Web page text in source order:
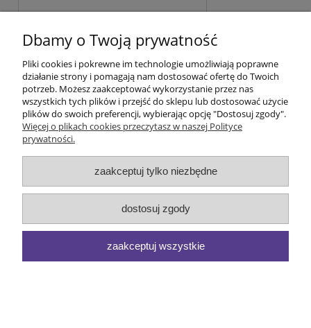
wyślij
Informacje
Obsługa klienta
Odwiedź nas
Moje konto
Lawendowozdrowo 2021
pokaż pełną wersję strony
Dbamy o Twoją prywatność
Pliki cookies i pokrewne im technologie umożliwiają poprawne
działanie strony i pomagają nam dostosować ofertę do Twoich
potrzeb. Możesz zaakceptować wykorzystanie przez nas
wszystkich tych plików i przejść do sklepu lub dostosować użycie
plików do swoich preferencji, wybierając opcję "Dostosuj zgody".
Więcej o plikach cookies przeczytasz w naszej Polityce
prywatności.
zaakceptuj tylko niezbędne
dostosuj zgody
zaakceptuj wszystkie